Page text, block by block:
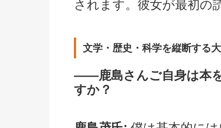
されます。彼女が最初の
文学・歴史・科学を縦断する
――鹿島さんご自身は本
すか？